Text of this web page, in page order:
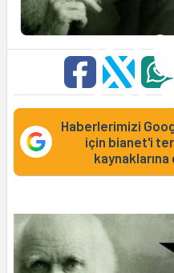
Haberlerimizi
için bianet'i
kaynaklarına